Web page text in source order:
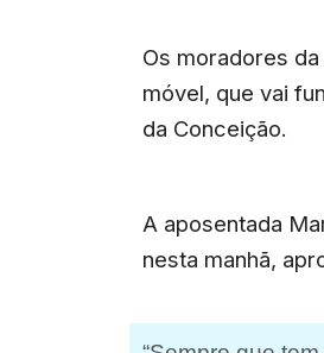
Os moradores
móvel, que vai
da Conceição.
A aposentada
nesta manhã,